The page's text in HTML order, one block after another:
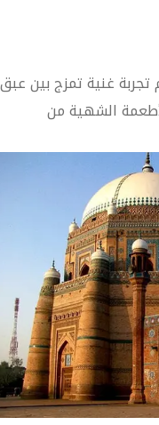
غنية تمزج بين عبق
الشهية من